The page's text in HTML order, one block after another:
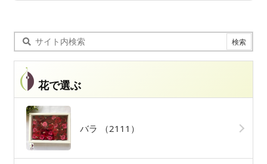
花で選ぶ
バラ （2111）